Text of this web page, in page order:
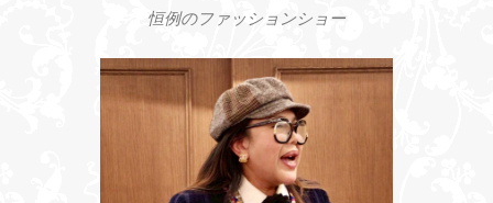
恒例のファッションショー